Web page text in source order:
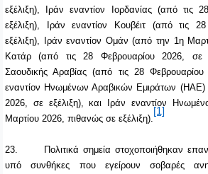
εξέλιξη), Ιράν εναντίον Ιορδανίας (από τις
εξέλιξη), Ιράν εναντίον Κουβέιτ (από τις
εξέλιξη), Ιράν εναντίον Ομάν (από την 1η
Κατάρ (από τις 28 Φεβρουαρίου 2026, σε
Σαουδικής Αραβίας (από τις 28
εναντίον Ηνωμένων Αραβικών Εμιράτων (ΗΑΕ)
2026, σε εξέλιξη), και Ιράν εναντίον
Μαρτίου 2026, πιθανώς σε εξέλιξη).
[1]
23.
Πολιτικά σημεία στοχοποιήθηκαν
υπό συνθήκες που εγείρουν σοβαρές